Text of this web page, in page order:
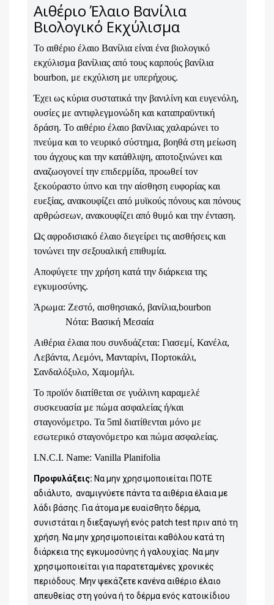
Αιθέριο Έλαιο Βανίλια
Βιολογικό Εκχύλισμα
Το αιθέριο έλαιο Βανίλια είναι ένα βιολογικό
εκχύλισμα βανίλιας από τους καρπούς βανίλια
bourbon, με εκχύλιση με υπερήχους.
Έχει ως κύρια συστατικά την βανιλίνη και ευγενόλη,
ουσίες με αντιφλεγμονώδη και καταπραϋντική
δράση. Το αιθέριο έλαιο βανίλιας χαλαρώνει το
πνεύμα και το νευρικό σύστημα, βοηθά στη μείωση
του άγχους και την κατάθλιψη, αποτοξινώνει και
αναζωογονεί την επιδερμίδα, προωθεί τον
ξεκούραστο ύπνο και την αίσθηση ευφορίας και
ευεξίας, ανακουφίζει από μυϊκούς πόνους και πόνους
αρθρώσεων, ανακουφίζει από θυμό και την ένταση.
Ως αφροδισιακό έλαιο διεγείρει τις αισθήσεις και
τονώνει την σεξουαλική επιθυμία.
Αποφύγετε την χρήση κατά την διάρκεια της
εγκυμοσύνης.
Άρωμα: Ζεστό, αισθησιακό, βανίλια,bourbon
Νότα: Βασική Μεσαία
Αιθέρια έλαια που συνδυάζεται: Γιασεμί, Κανέλα,
Λεβάντα, Λεμόνι, Μανταρίνι, Πορτοκάλι,
Σανδαλόξυλο, Χαμομήλι.
Το προϊόν διατίθεται σε γυάλινη καραμελέ
συσκευασία με πώμα ασφαλείας ή/και
σταγονόμετρο. Τα 5ml διατίθενται μόνο με
εσωτερικό σταγονόμετρο και πώμα ασφαλείας.
I.N.C.I. Name: Vanilla Planifolia
Προφυλάξεις: Να μην χρησιμοποιείται ΠΟΤΕ
αδιάλυτο, αναμιγνύετε πάντα τα αιθέρια έλαια με
λάδι βάσης. Για άτομα με ευαίσθητο δέρμα,
συνιστάται η διεξαγωγή ενός patch test πριν από τη
χρήση. Να μην χρησιμοποιείται καθόλου κατά τη
διάρκεια της εγκυμοσύνης ή γαλουχίας. Να μην
χρησιμοποιείται για παρατεταμένες χρονικές
περιόδους. Μην ψεκάζετε κανένα αιθέριο έλαιο
απευθείας στη γούνα ή το δέρμα ενός κατοικίδιου